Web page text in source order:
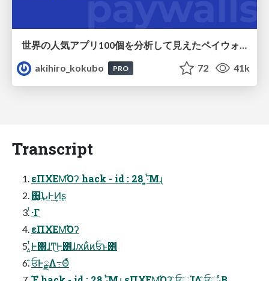
akihiro_kokubo
PRO 72 41k
Transcript
εΠΧׂΕΜ͡Όʔ hack - id : 28 ͓͍·ͭ͞Μɻ
΋͏͙͢ՆͰ͢Ͷʂ
ͭ·Γ
εΠΧׂΕΜ͡Όʔ
͍ͭͰ΋ɺͲ͜Ͱ΋ɺԕ͘ͷ͋ͷਓͱ΋
̑ਓͰྗΛ߹Θͤͯ